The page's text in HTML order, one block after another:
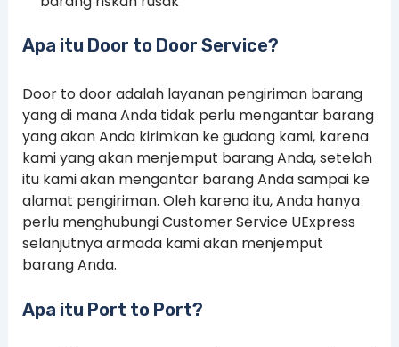
Apa itu Door to Door Service?
Door to door adalah layanan pengiriman barang
yang di mana Anda tidak perlu mengantar barang
yang akan Anda kirimkan ke gudang kami, karena
kami yang akan menjemput barang Anda, setelah
itu kami akan mengantar barang Anda sampai ke
alamat pengiriman. Oleh karena itu, Anda hanya
perlu menghubungi Customer Service UExpress
selanjutnya armada kami akan menjemput
barang Anda.
Apa itu Port to Port?